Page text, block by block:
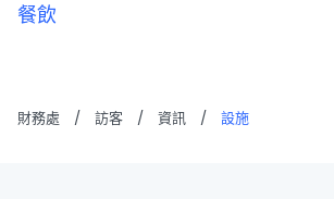
餐飲
財務處 / 訪客 / 資訊 / 設施